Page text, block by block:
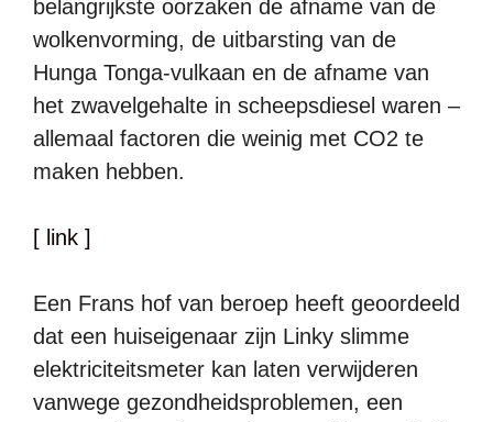
belangrijkste oorzaken de afname van de
wolkenvorming, de uitbarsting van de
Hunga Tonga-vulkaan en de afname van
het zwavelgehalte in scheepsdiesel waren –
allemaal factoren die weinig met CO2 te
maken hebben.
[ link ]
Een Frans hof van beroep heeft geoordeeld
dat een huiseigenaar zijn Linky slimme
elektriciteitsmeter kan laten verwijderen
vanwege gezondheidsproblemen, een